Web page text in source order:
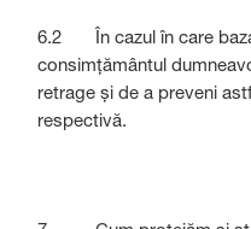
6.2 În cazul în care
consimțământul
retrage și de a preveni
respectivă.